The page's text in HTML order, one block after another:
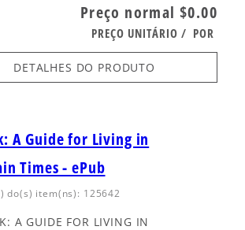
Preço normal $0.00
PREÇO UNITÁRIO / POR
DETALHES DO PRODUTO
A Guide for Living in
Times - ePub
do(s) item(ns): 125642
A GUIDE FOR LIVING IN